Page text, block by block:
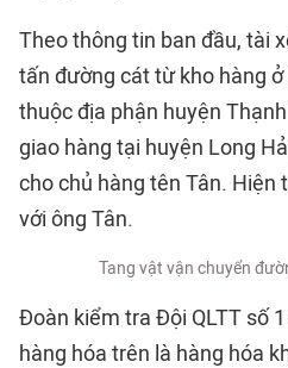
Theo thông tin ban đầu, tài
tấn đường cát từ kho hàng ở
thuộc địa phận huyện
giao hàng tại huyện Long
cho chủ hàng tên Tân. Hiện
với ông Tân.
Tang vật vận chuyển
Đoàn kiểm tra Đội QLTT số
hàng hóa trên là hàng hóa